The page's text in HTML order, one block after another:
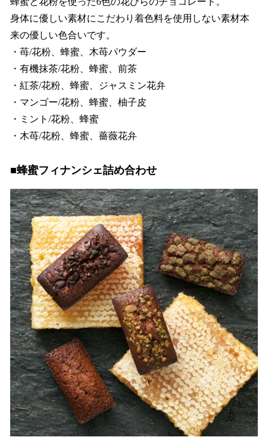
身体に優しい素材にこだわり着色料を使用しない素材本
来の優しい色合いです。
・苺/花粉、蜂蜜、木苺パウダー
・有機抹茶/花粉、蜂蜜、前茶
・紅茶/花粉、蜂蜜、ジャスミン花弁
・マンゴー/花粉、蜂蜜、柚子皮
・ミント/花粉、蜂蜜
・木苺/花粉、蜂蜜、薔薇花弁
■蜂蜜フィナンシェ詰め合わせ